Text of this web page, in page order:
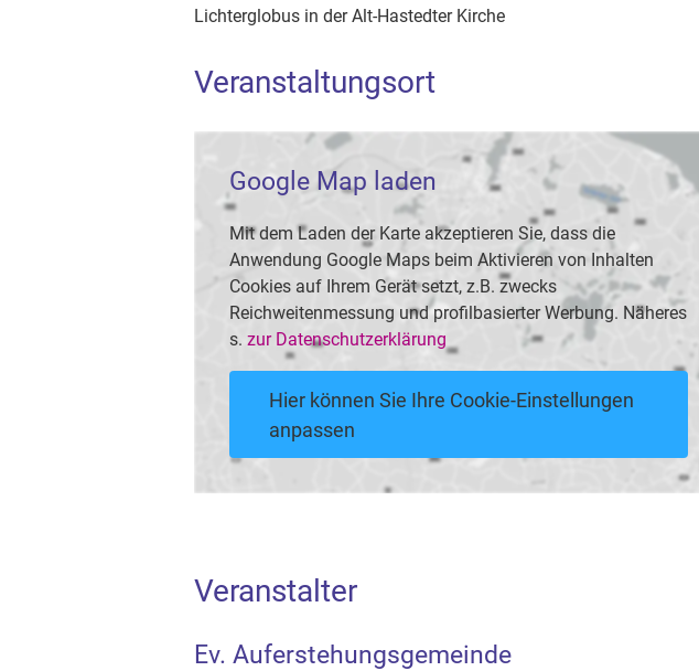
Lichterglobus in der Alt-Hastedter Kirche
Veranstaltungsort
Google Map laden
Mit dem Laden der Karte akzeptieren Sie, dass die
Anwendung Google Maps beim Aktivieren von Inhalten
Cookies auf Ihrem Gerät setzt, z.B. zwecks
Reichweitenmessung und profilbasierter Werbung. Näheres
s. zur Datenschutzerklärung
Hier können Sie Ihre Cookie-Einstellungen
anpassen
Veranstalter
Ev. Auferstehungsgemeinde